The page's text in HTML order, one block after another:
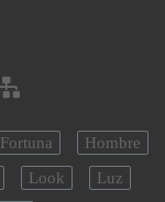
Fortuna
Hombre
Look
Luz